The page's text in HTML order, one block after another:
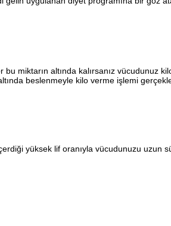
miktarın altında kalırsanız
beslenmeyle kilo verme işlemi
yüksek lif oranıyla vücudunuzu uzun